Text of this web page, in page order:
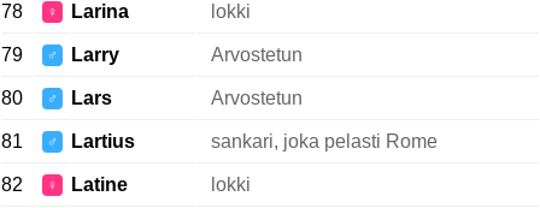
78 ♀ Larina lokki
79 ♂ Larry Arvostetun
80 ♂ Lars Arvostetun
81 ♂ Lartius sankari, joka pelasti Rome
82 ♀ Latine lokki